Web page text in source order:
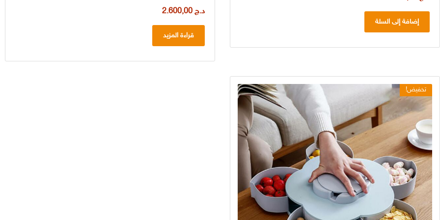
إضافة إلى السلة
د.ج2.600,00
قراءة المزيد
تخفيض!